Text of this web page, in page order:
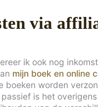
via
ik ook nog
mijn boek en online
boeken worden
is het